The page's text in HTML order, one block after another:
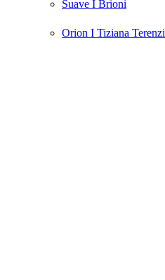
Suave I Brioni
Orion I Tiziana Terenzi